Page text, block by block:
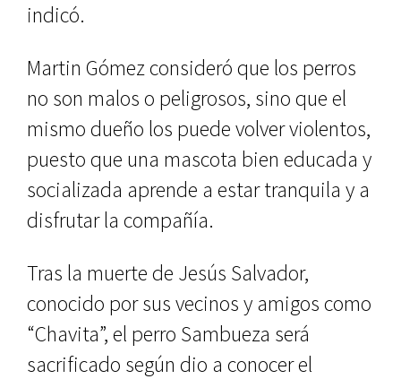
indicó.
Martin Gómez consideró que los perros
no son malos o peligrosos, sino que el
mismo dueño los puede volver violentos,
puesto que una mascota bien educada y
socializada aprende a estar tranquila y a
disfrutar la compañía.
Tras la muerte de Jesús Salvador,
conocido por sus vecinos y amigos como
“Chavita”, el perro Sambueza será
sacrificado según dio a conocer el